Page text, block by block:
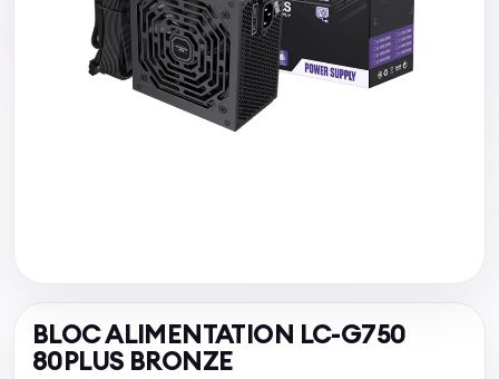
BLOC ALIMENTATION LC-G750
80PLUS BRONZE